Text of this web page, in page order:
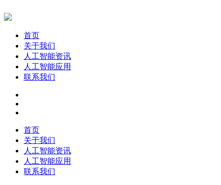
首页
关于我们
人工智能资讯
人工智能应用
联系我们
首页
关于我们
人工智能资讯
人工智能应用
联系我们